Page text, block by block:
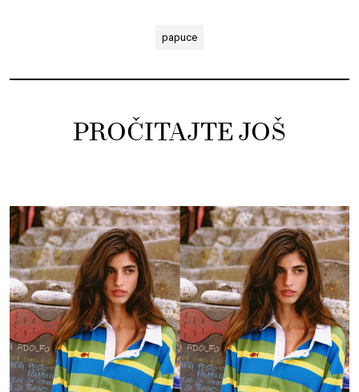
papuce
PROČITAJTE JOŠ